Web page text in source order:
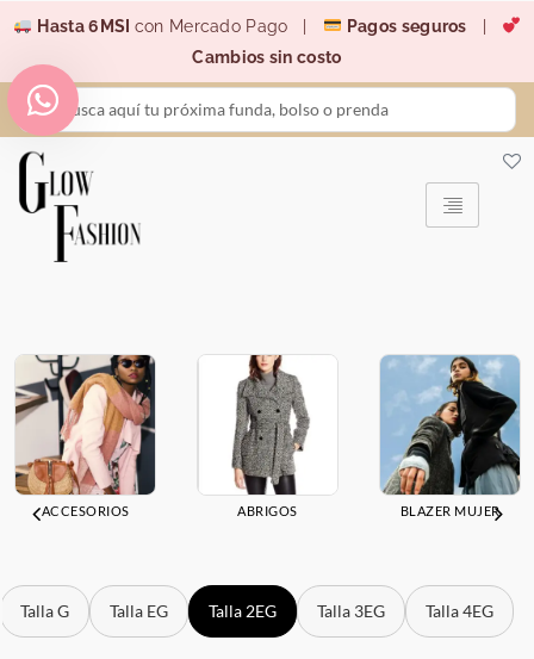
contenido
Hasta 6MSI con Mercado Pago | Pagos seguros
Cambios sin costo
Search
...
ACCESORIOS ABRIGOS BLAZER MUJER
Talla G Talla EG Talla 2EG Talla 3EG Talla 4EG